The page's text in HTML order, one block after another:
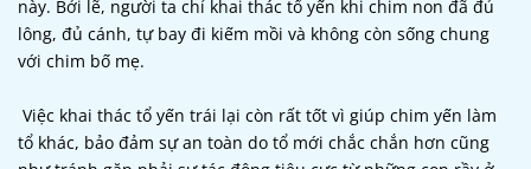
này. Bởi lẽ, người ta chỉ khai thác tổ yến khi chim non đã đủ
lông, đủ cánh, tự bay đi kiếm mồi và không còn sống chung
với chim bố mẹ.
Việc khai thác tổ yến trái lại còn rất tốt vì giúp chim yến làm
tổ khác, bảo đảm sự an toàn do tổ mới chắc chắn hơn cũng